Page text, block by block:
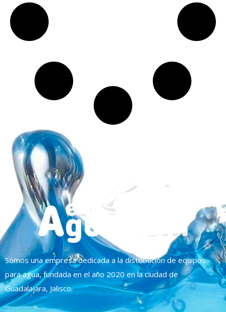
Somos una empresa dedicada a la distribución de equipos
para agua, fundada en el año 2020 en la ciudad de
Guadalajara, Jalisco.